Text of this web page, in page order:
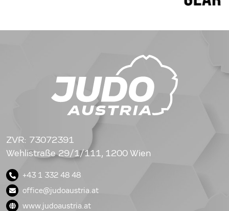
ZVR: 73072391
Wehlistraße 29/1/111, 1200 Wien
+43 1 332 48 48
office@judoaustria.at
www.judoaustria.at